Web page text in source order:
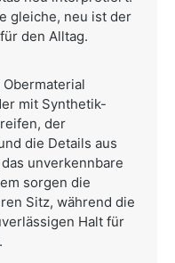
gleiche, neu ist der
den Alltag.
mit Synthetik-
der
die Details aus
unverkennbare
sorgen die
Sitz, während die
Halt für